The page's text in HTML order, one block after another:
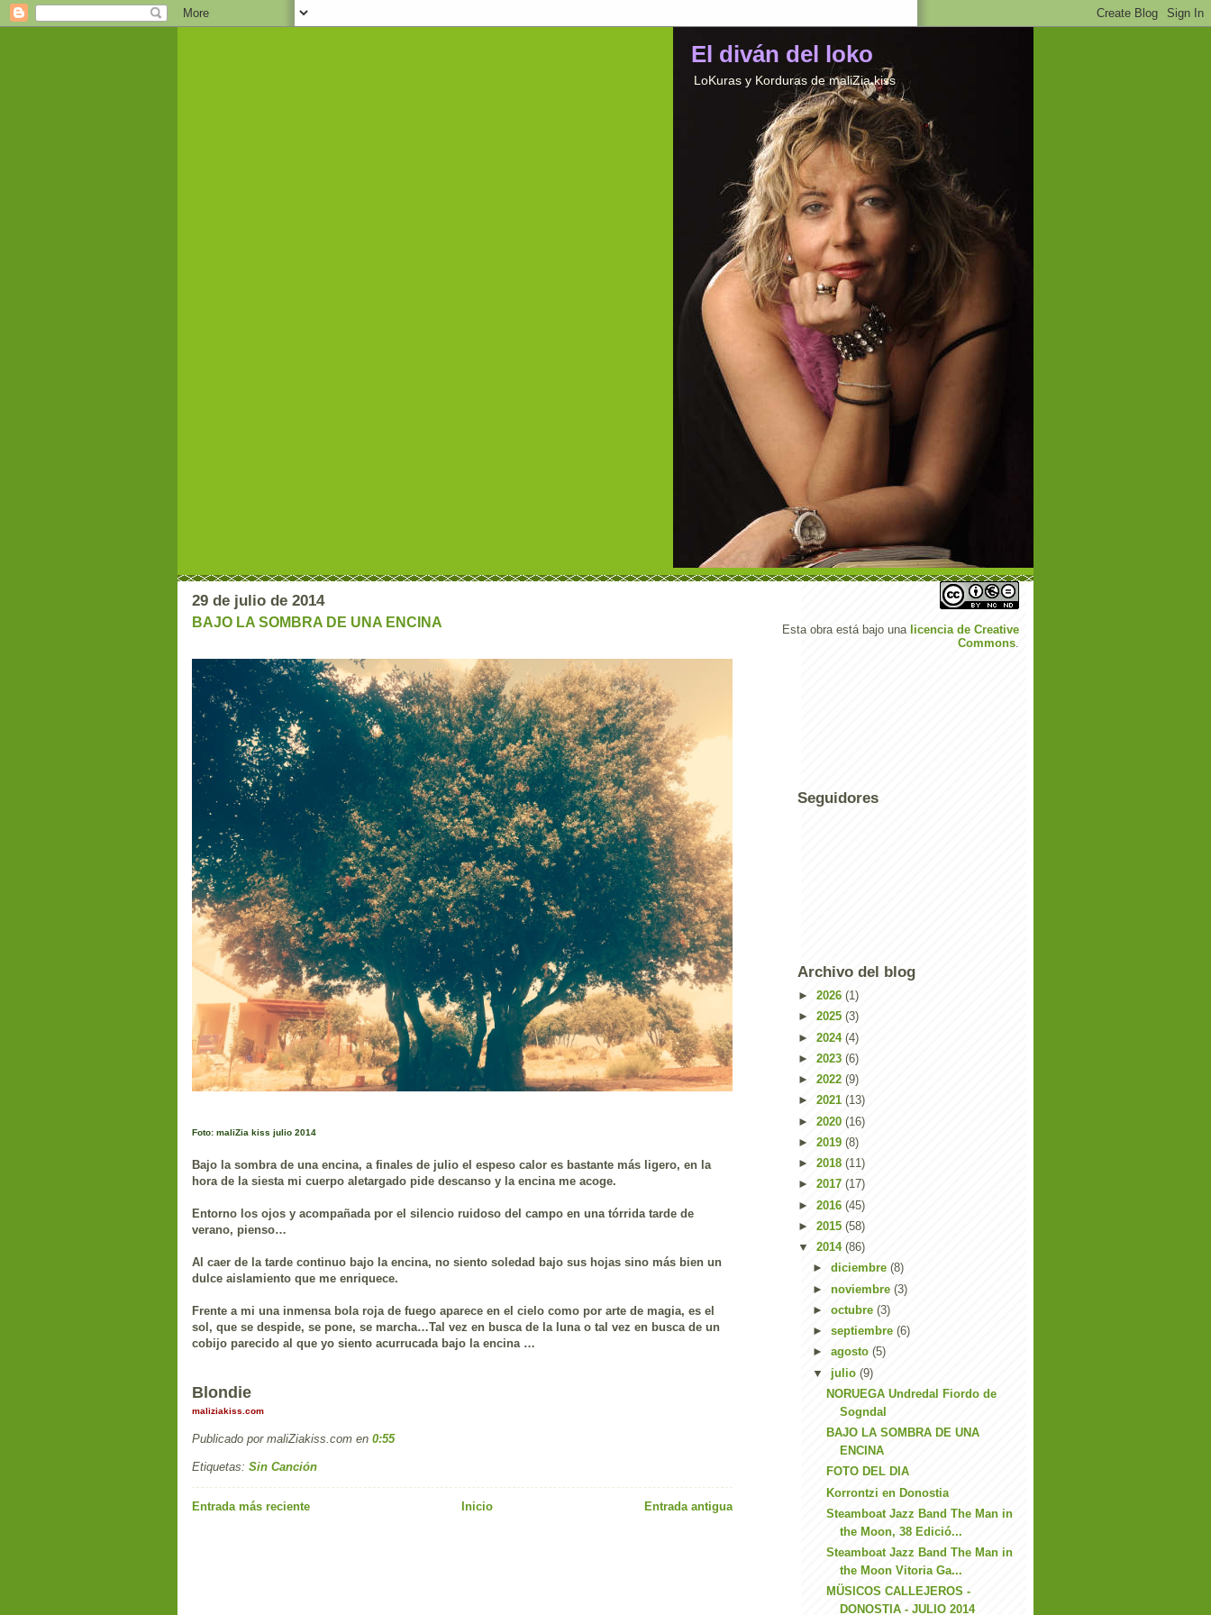
El diván del loko
LoKuras y Korduras de maliZia kiss
29 de julio de 2014
BAJO LA SOMBRA DE UNA ENCINA
Foto: maliZia kiss julio 2014
Bajo la sombra de una encina, a finales de julio el espeso calor es bastante más ligero, en la
hora de la siesta mi cuerpo aletargado pide descanso y la encina me acoge.
Entorno los ojos y acompañada por el silencio ruidoso del campo en una tórrida tarde de
verano, pienso…
Al caer de la tarde continuo bajo la encina, no siento soledad bajo sus hojas sino más bien un
dulce aislamiento que me enriquece.
Frente a mi una inmensa bola roja de fuego aparece en el cielo como por arte de magia, es el
sol, que se despide, se pone, se marcha…Tal vez en busca de la luna o tal vez en busca de un
cobijo parecido al que yo siento acurrucada bajo la encina …
Blondie
maliziakiss.com
Publicado por maliZiakiss.com en 0:55
Etiquetas: Sin Canción
Entrada más reciente Entrada antigua
Inicio
Esta obra está bajo una licencia de Creative
Commons.
Seguidores
Archivo del blog
► 2026 (1)
► 2025 (3)
► 2024 (4)
► 2023 (6)
► 2022 (9)
► 2021 (13)
► 2020 (16)
► 2019 (8)
► 2018 (11)
► 2017 (17)
► 2016 (45)
► 2015 (58)
▼ 2014 (86)
► diciembre (8)
► noviembre (3)
► octubre (3)
► septiembre (6)
► agosto (5)
▼ julio (9)
NORUEGA Undredal Fiordo de
Sogndal
BAJO LA SOMBRA DE UNA
ENCINA
FOTO DEL DIA
Korrontzi en Donostia
Steamboat Jazz Band The Man in
the Moon, 38 Edició...
Steamboat Jazz Band The Man in
the Moon Vitoria Ga...
MÜSICOS CALLEJEROS -
DONOSTIA - JULIO 2014